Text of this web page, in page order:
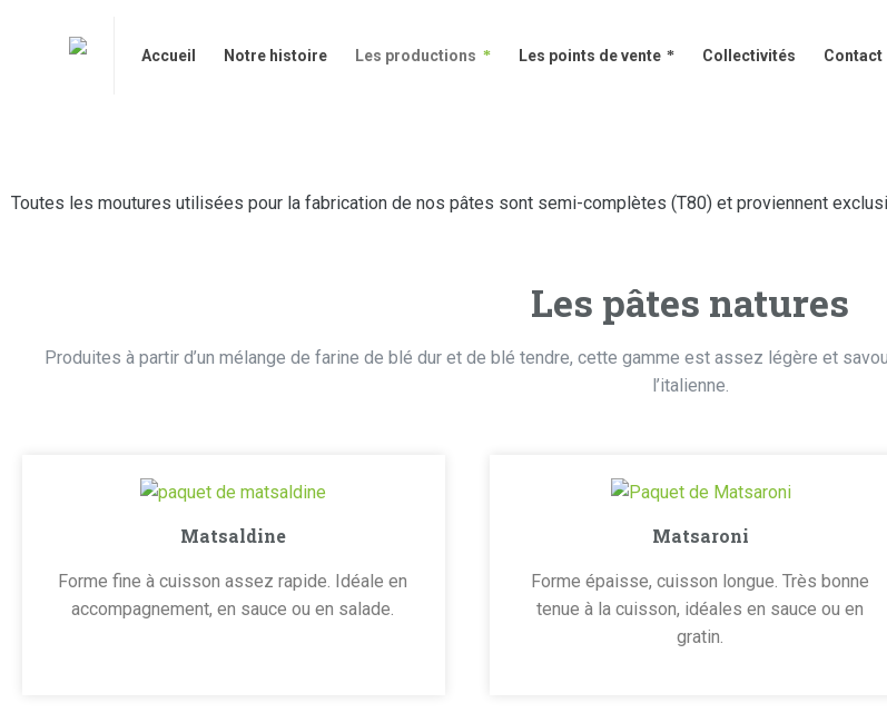
Accueil Notre histoire Les productions Les points de vente Collectivités Contact
Toutes les moutures utilisées pour la fabrication de nos pâtes sont semi-complètes (T80) et proviennent
Les pâtes natures
Produites à partir d’un mélange de farine de blé dur et de blé tendre, cette gamme est assez légère et
l’italienne.
Matsaldine
Forme fine à cuisson assez rapide. Idéale en
accompagnement, en sauce ou en salade.
Matsaroni
Forme épaisse, cuisson longue. Très bonne
tenue à la cuisson, idéales en sauce ou en
gratin.